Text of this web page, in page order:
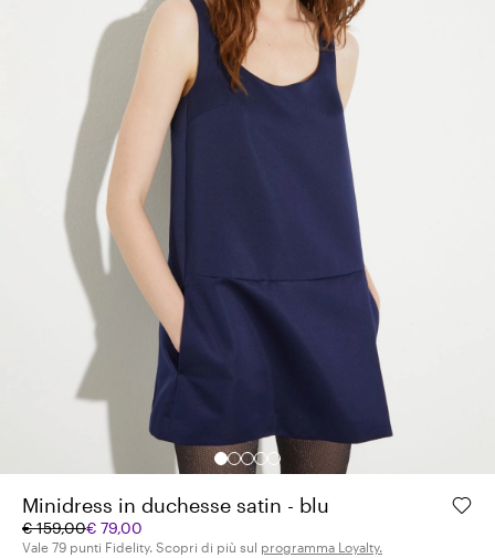
Minidress in duchesse satin - blu
€ 159,00€ 79,00
Prezzo
originale
Prezzo
corrente
Vale 79 punti Fidelity. Scopri di più sul programma Loyalty.